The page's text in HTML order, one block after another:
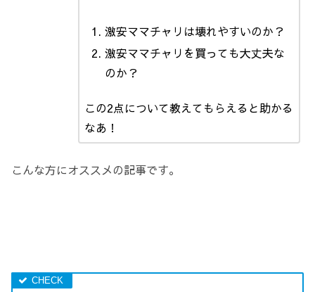
激安ママチャリは壊れやすいのか？
激安ママチャリを買っても大丈夫な
のか？
この2点について教えてもらえると助かる
なあ！
こんな方にオススメの記事です。